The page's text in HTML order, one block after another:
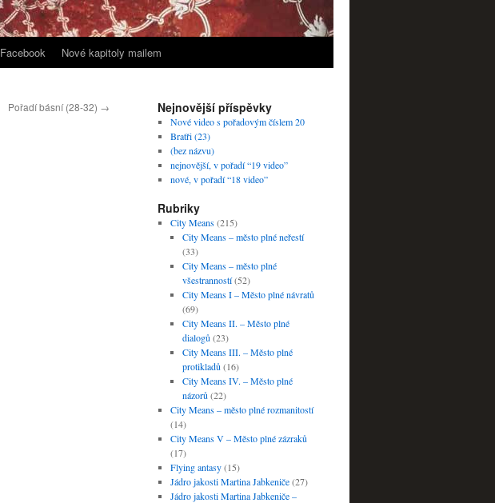
Facebook Nové kapitoly mailem
Pořadí básní (28-32) → Nejnovější příspěvky
Nové video s pořadovým číslem 20
Bratři (23)
(bez názvu)
nejnovější, v pořadí “19 video”
nové, v pořadí “18 video”
Rubriky
City Means(215)
City Means – město plné neřestí
(33)
City Means – město plné
všestranností(52)
City Means I – Město plné návratů
(69)
City Means II. – Město plné
dialogů (23)
City Means III. – Město plné
protikladů (16)
City Means IV. – Město plné
názorů (22)
City Means – město plné rozmanitostí
(14)
City Means V – Město plné zázraků
(17)
Flying antasy(15)
Jádro jakosti Martina Jabkeniče(27)
Jádro jakosti Martina Jabkeniče –